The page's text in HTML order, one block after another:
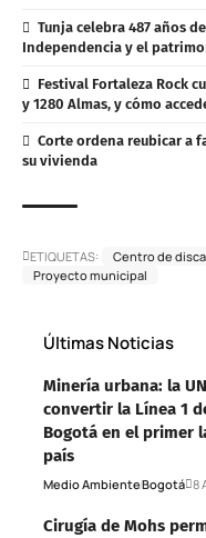
Tunja celebra 487 años
Independencia y el
Festival Fortaleza Rock
y 1280 Almas, y cómo
Corte ordena reubicar a
su vivienda
ETIQUETAS: Centro de
Proyecto municipal
Últimas Noticias
Minería urbana: la
convertir la Línea 1
Bogotá en el primer
país
Medio AmbienteBogotá 8
Cirugía de Mohs